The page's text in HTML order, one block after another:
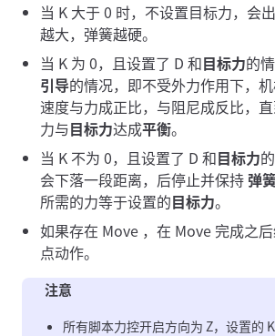
当 K 大于 0 时，不设置目标力，会
越大，弹簧越硬。
当 K 为 0，且设置了 D 和目标力的
引导的情况，即不受外力作用下，
速度与力成正比，与阻尼成反比，
力与目标力达成平衡。
当 K 不为 0，且设置了 D 和目标力
会下落一段距离，后停止并保持弹
所需的力等于设置的目标力。
如果存在 Move ，在 Move 完成之
点动作。
注意
所有脚本力控开启方向为 Z，设置的